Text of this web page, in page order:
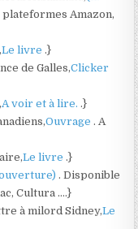
plateformes Amazon,
Le livre.}
de Galles,Clicker
A voir et à lire..}
Ouvrage. A
Le livre.}
. Disponible
Cultura ….}
à milord Sidney,Le